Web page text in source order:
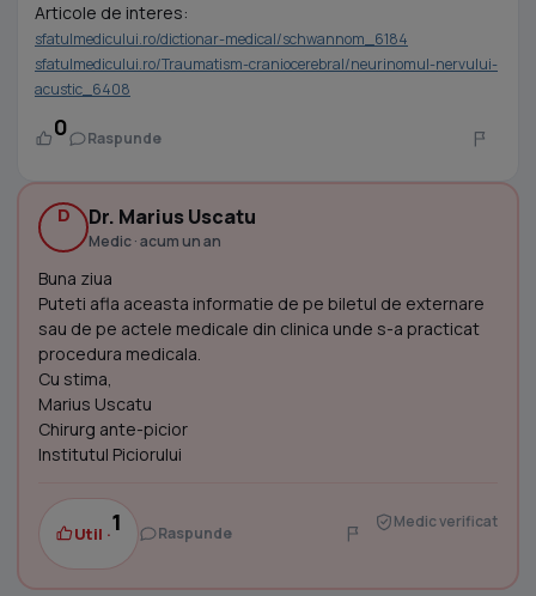
Articole de interes:
sfatulmedicului.ro/dictionar-medical/schwannom_6184
sfatulmedicului.ro/Traumatism-craniocerebral/neurinomul-nervului-
acustic_6408
0 Raspunde
D Dr. Marius Uscatu
Medic · acum un an
Buna ziua
Puteti afla aceasta informatie de pe biletul de externare
sau de pe actele medicale din clinica unde s-a practicat
procedura medicala.
Cu stima,
Marius Uscatu
Chirurg ante-picior
Institutul Piciorului
Util ·1 Raspunde
Medic verificat